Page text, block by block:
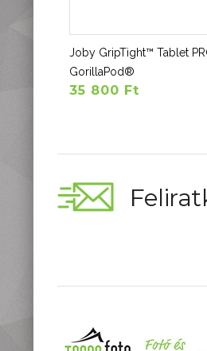
Joby GripTight™ Tablet
GorillaPod®
35 800 Ft